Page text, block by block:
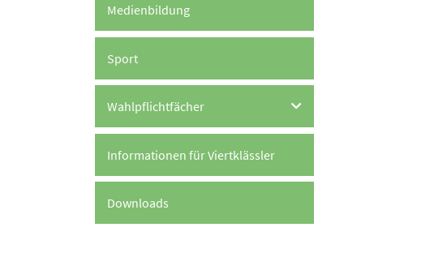
Medienbildung
Sport
Wahlpflichtfächer
Informationen für Viertklässler
Downloads